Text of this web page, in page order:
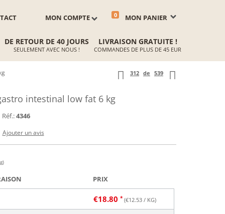
MON PANIER
0
MON COMPTE
DE RETOUR DE 40 JOURS
SEULEMENT AVEC NOUS !
LIVRAISON GRATUITE !
COMMANDES DE PLUS DE 45 EUR
312 de 539
intestinal low fat 6 kg
Réf.:4346
Ajouter un avis
PRIX
€18.80 (€12.53/ KG)